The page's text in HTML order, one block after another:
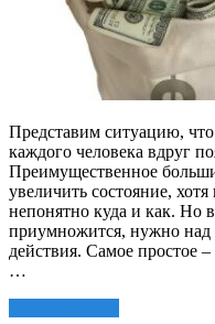
Представим ситуацию,
каждого человека вдруг
Преимущественное
увеличить состояние,
непонятно куда и как. Но
приумножится, нужно над
действия. Самое простое
…